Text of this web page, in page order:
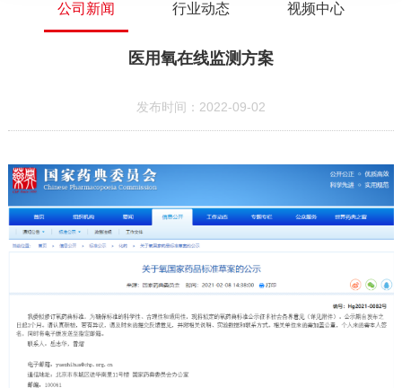
公司新闻 行业动态 视频中心
医用氧在线监测方案
发布时间：2022-09-02